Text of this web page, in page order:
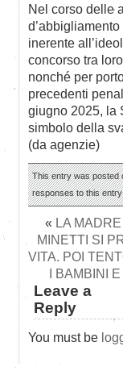
Nel corso delle
inerente
concorso tra
nonché per
precedenti
giugno 2025, la
simbolo della
(da agenzie)
This entry was posted
responses to this
« LA
MINETTI SI
VITA. POI
I BAMBINI
Leave a
Reply
You must be